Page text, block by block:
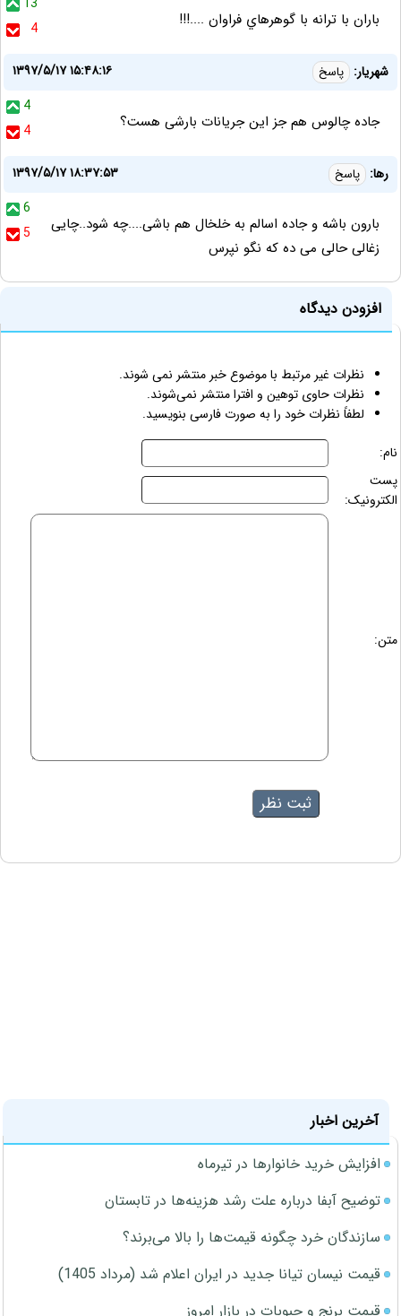
4
باران با ترانه با گوهرهاي فراوان ....!!!
شهریار: پاسخ
۱۳۹۷/۵/۱۷ ۱۵:۴۸:۱۶
4
4
جاده چالوس هم جز این جریانات بارشی هست؟
رها: پاسخ
۱۳۹۷/۵/۱۷ ۱۸:۳۷:۵۳
6
5
بارون باشه و جاده اسالم به خلخال هم باشی....چه شود..چایی
زغالی حالی می ده که نگو نپرس
افزودن دیدگاه
نظرات غیر مرتبط با موضوع خبر منتشر نمی شوند.
نظرات حاوی توهین و افترا منتشر نمی‌شوند.
لطفاً نظرات خود را به صورت فارسی بنویسید.
نام:
پست
الکترونیک:
متن:
آخرین اخبار
افزایش خرید خانوارها در تیرماه
توضیح آبفا درباره علت رشد هزینه‌ها در تابستان
سازندگان خرد چگونه قیمت‌ها را بالا می‌برند؟
قیمت نیسان تیانا جدید در ایران اعلام شد (مرداد 1405)
قیمت برنج و حبوبات در بازار امروز